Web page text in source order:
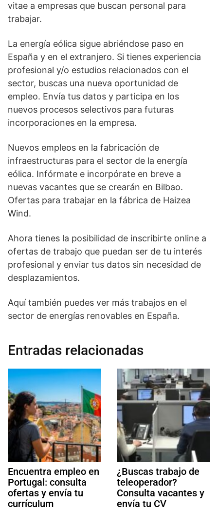
vitae a empresas que buscan personal para
trabajar.
La energía eólica sigue abriéndose paso en
España y en el extranjero. Si tienes experiencia
profesional y/o estudios relacionados con el
sector, buscas una nueva oportunidad de
empleo. Envía tus datos y participa en los
nuevos procesos selectivos para futuras
incorporaciones en la empresa.
Nuevos empleos en la fabricación de
infraestructuras para el sector de la energía
eólica. Infórmate e incorpórate en breve a
nuevas vacantes que se crearán en Bilbao.
Ofertas para trabajar en la fábrica de Haizea
Wind.
Ahora tienes la posibilidad de inscribirte online a
ofertas de trabajo que puedan ser de tu interés
profesional y enviar tus datos sin necesidad de
desplazamientos.
Aquí también puedes ver más trabajos en el
sector de energías renovables en España.
Entradas relacionadas
Encuentra empleo en
Portugal: consulta
ofertas y envía tu
currículum
¿Buscas trabajo de
teleoperador?
Consulta vacantes y
envía tu CV